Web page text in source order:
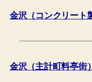
金沢（コンクリート
金沢（主計町料亭街